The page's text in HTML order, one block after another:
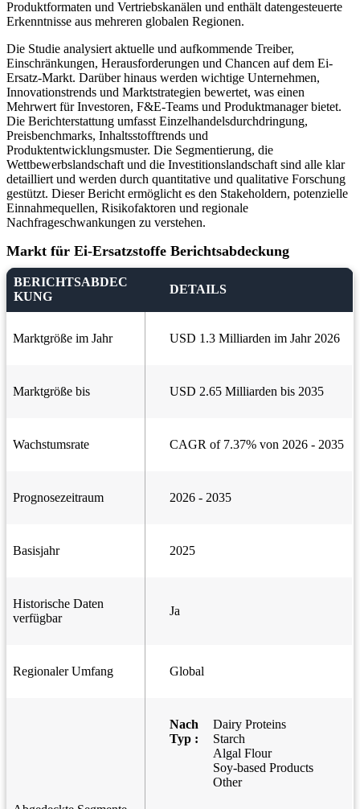
Produktformaten und Vertriebskanälen und enthält datengesteuerte
Erkenntnisse aus mehreren globalen Regionen.
Die Studie analysiert aktuelle und aufkommende Treiber,
Einschränkungen, Herausforderungen und Chancen auf dem Ei-
Ersatz-Markt. Darüber hinaus werden wichtige Unternehmen,
Innovationstrends und Marktstrategien bewertet, was einen
Mehrwert für Investoren, F&E-Teams und Produktmanager bietet.
Die Berichterstattung umfasst Einzelhandelsdurchdringung,
Preisbenchmarks, Inhaltsstofftrends und
Produktentwicklungsmuster. Die Segmentierung, die
Wettbewerbslandschaft und die Investitionslandschaft sind alle klar
detailliert und werden durch quantitative und qualitative Forschung
gestützt. Dieser Bericht ermöglicht es den Stakeholdern, potenzielle
Einnahmequellen, Risikofaktoren und regionale
Nachfrageschwankungen zu verstehen.
Markt für Ei-Ersatzstoffe Berichtsabdeckung
BERICHTSABDEC
KUNG
DETAILS
Marktgröße im Jahr USD 1.3 Milliarden im Jahr 2026
Marktgröße bis USD 2.65 Milliarden bis 2035
Wachstumsrate CAGR of 7.37% von 2026 - 2035
Prognosezeitraum 2026 - 2035
Basisjahr 2025
Historische Daten
verfügbar
Ja
Regionaler Umfang Global
Nach
Typ :
Dairy Proteins
Starch
Algal Flour
Soy-based Products
Other